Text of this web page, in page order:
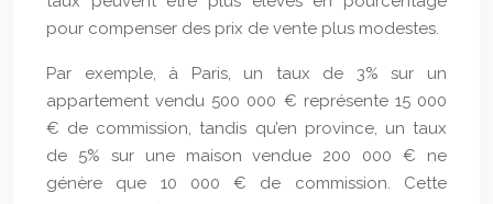
pour compenser des prix de vente plus modestes.
Par exemple, à Paris, un taux de 3% sur un
appartement vendu 500 000 € représente 15 000
€ de commission, tandis qu’en province, un taux
de 5% sur une maison vendue 200 000 € ne
génère que 10 000 € de commission. Cette